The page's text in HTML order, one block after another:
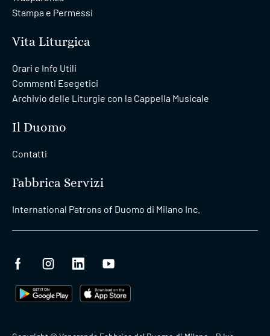
Stampa e Permessi
Vita Liturgica
Orari e Info Utili
Commenti Esegetici
Archivio delle Liturgie con la Cappella Musicale
Il Duomo
Contatti
Fabbrica Servizi
International Patrons of Duomo di Milano Inc.